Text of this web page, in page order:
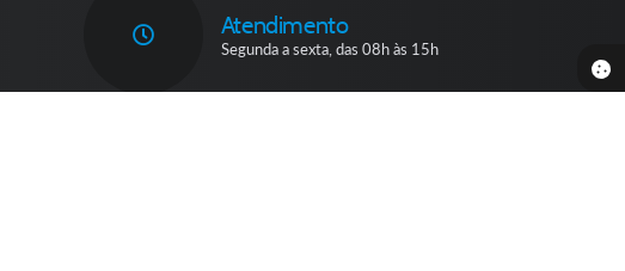
Atendimento
Segunda a sexta, das 08h às 15h